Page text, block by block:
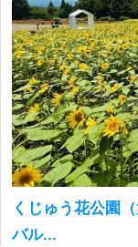
くじゅう花公園
バル...